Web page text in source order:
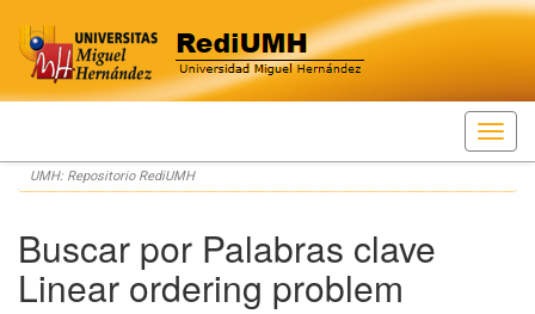
Skip
navigation
UMH: Repositorio RediUMH
Buscar por Palabras clave
Linear ordering problem